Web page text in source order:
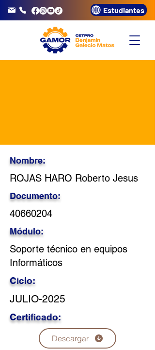
3320072 Estudiantes
Nombre:
ROJAS HARO Roberto Jesus
Documento:
40660204
Módulo:
Soporte técnico en equipos
Informáticos
Ciclo:
JULIO-2025
Certificado:
Descargar